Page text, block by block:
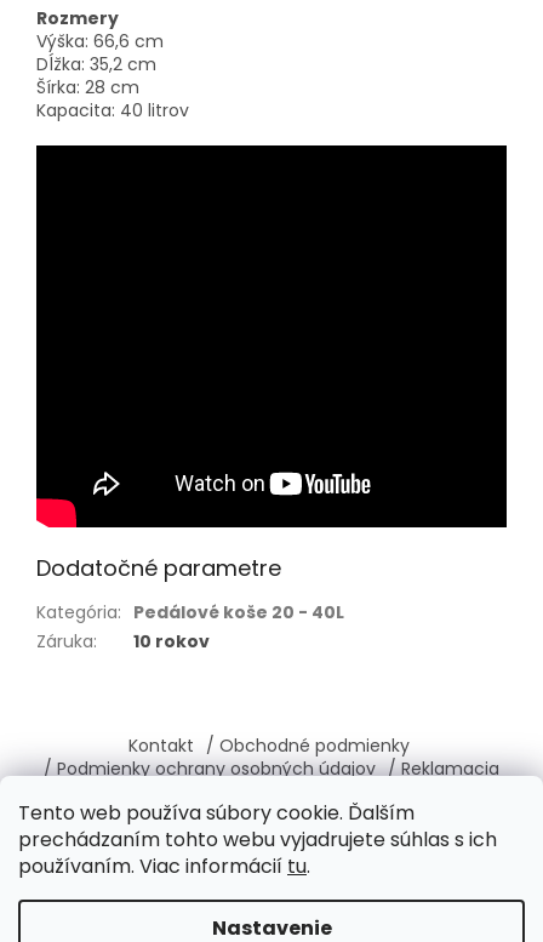
Tento web používa súbory cookie. Ďalším
prechádzaním tohto webu vyjadrujete súhlas s ich
používaním. Viac informácií tu.
Nastavenie
Rozmery
Výška: 66,6 cm
Dĺžka: 35,2 cm
Šírka: 28 cm
Kapacita: 40 litrov
Dodatočné parametre
Kategória: Pedálové koše 20 - 40L
Záruka: 10 rokov
p
ä
Kontakt / Obchodné podmienky
/ Podmienky ochrany osobných údajov / Reklamacia